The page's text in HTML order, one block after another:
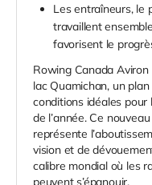
Les entraîneurs, le
travaillent
favorisent le
Rowing Canada
lac Quamichan, un
conditions idéales pour
de l’année. Ce
représente
vision et de
calibre mondial où les
peuvent s’épanouir.